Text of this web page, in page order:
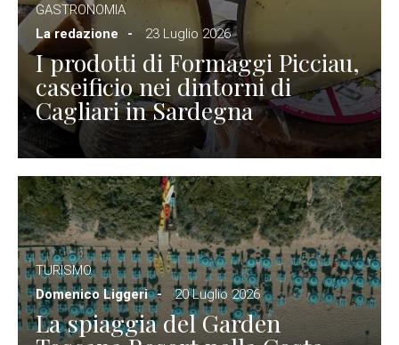
GASTRONOMIA
La redazione
23 Luglio 2026
I prodotti di Formaggi Picciau,
caseificio nei dintorni di
Cagliari in Sardegna
TURISMO
Domenico Liggeri
20 Luglio 2026
La spiaggia del Garden